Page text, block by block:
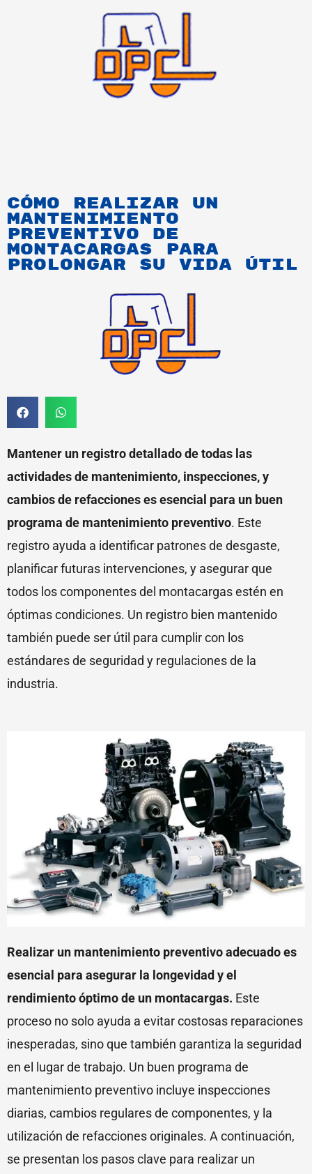
Cómo Realizar un
Mantenimiento
Preventivo de
Montacargas para
Prolongar su Vida Útil
Mantener un registro detallado de todas las
actividades de mantenimiento, inspecciones, y
cambios de refacciones es esencial para un buen
programa de mantenimiento preventivo. Este
registro ayuda a identificar patrones de desgaste,
planificar futuras intervenciones, y asegurar que
todos los componentes del montacargas estén en
óptimas condiciones. Un registro bien mantenido
también puede ser útil para cumplir con los
estándares de seguridad y regulaciones de la
industria.
Realizar un mantenimiento preventivo adecuado es
esencial para asegurar la longevidad y el
rendimiento óptimo de un montacargas. Este
proceso no solo ayuda a evitar costosas reparaciones
inesperadas, sino que también garantiza la seguridad
en el lugar de trabajo. Un buen programa de
mantenimiento preventivo incluye inspecciones
diarias, cambios regulares de componentes, y la
utilización de refacciones originales. A continuación,
se presentan los pasos clave para realizar un